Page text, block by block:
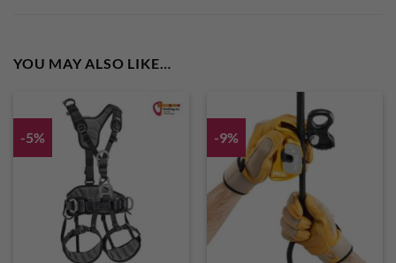
YOU MAY ALSO LIKE…
-5% -9%